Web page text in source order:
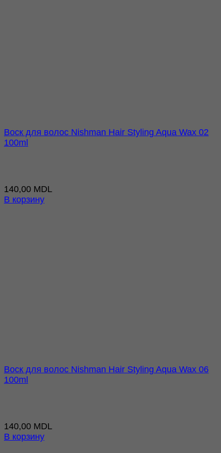
Воск для волос Nishman Hair Styling Aqua Wax 02
100ml
140,00 MDL
В корзину
Воск для волос Nishman Hair Styling Aqua Wax 06
100ml
140,00 MDL
В корзину